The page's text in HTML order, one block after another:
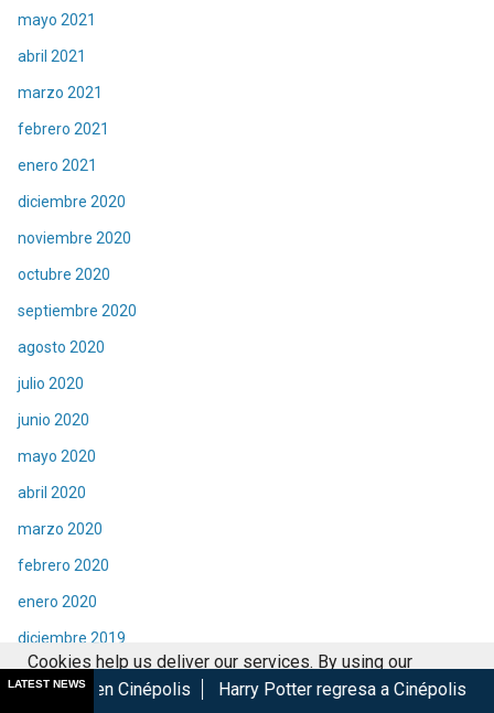
mayo 2021
abril 2021
marzo 2021
febrero 2021
enero 2021
diciembre 2020
noviembre 2020
octubre 2020
septiembre 2020
agosto 2020
julio 2020
junio 2020
mayo 2020
abril 2020
marzo 2020
febrero 2020
enero 2020
diciembre 2019
noviembre 2019
LATEST NEWS Harry Potter regresa a Cinépolis con menú y
Cookies help us deliver our services. By using our
services, you agree to our use of cookies.
Got it